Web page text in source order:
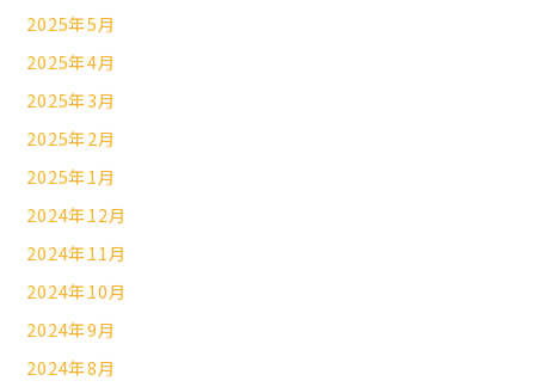
2025年5月
2025年4月
2025年3月
2025年2月
2025年1月
2024年12月
2024年11月
2024年10月
2024年9月
2024年8月